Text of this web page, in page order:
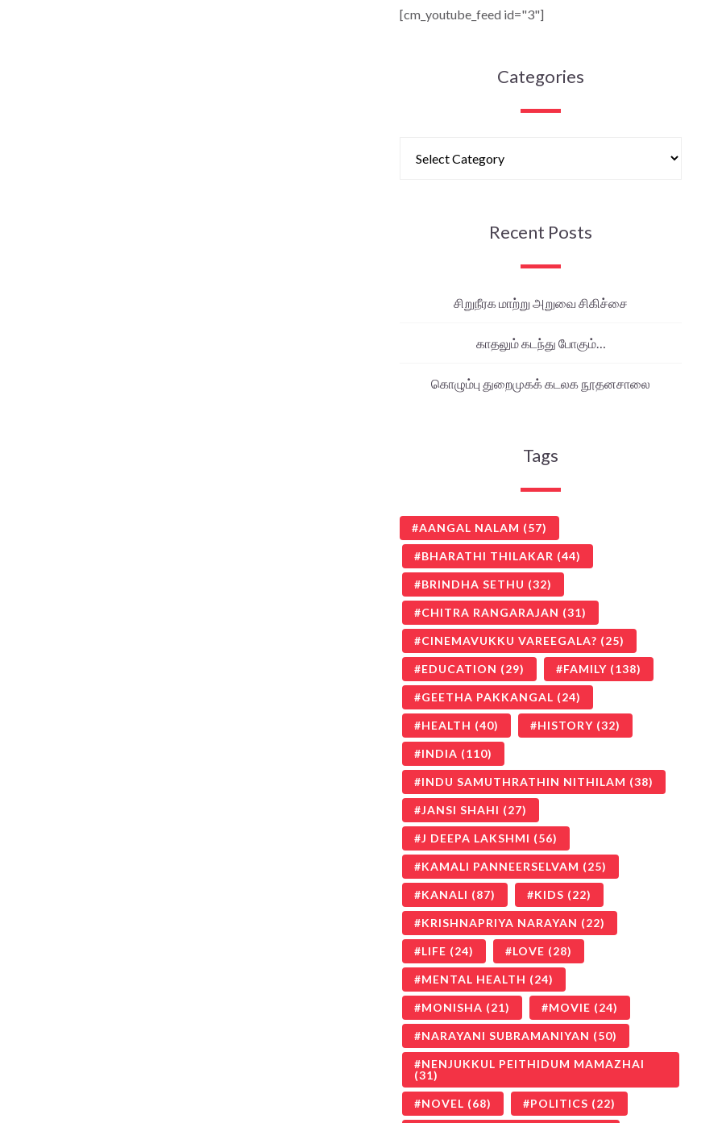
[cm_youtube_feed id="3"]
Categories
Recent Posts
சிறுநீரக மாற்று அறுவை சிகிச்சை
காதலும் கடந்து போகும்…
கொழும்பு துறைமுகக் கடலக நூதனசாலை
Tags
AANGAL NALAM (57)
BHARATHI THILAKAR (44)
BRINDHA SETHU (32)
CHITRA RANGARAJAN (31)
CINEMAVUKKU VAREEGALA? (25)
EDUCATION (29) FAMILY (138)
GEETHA PAKKANGAL (24)
HEALTH (40) HISTORY (32)
INDIA (110)
INDU SAMUTHRATHIN NITHILAM (38)
JANSI SHAHI (27)
J DEEPA LAKSHMI (56)
KAMALI PANNEERSELVAM (25)
KANALI (87) KIDS (22)
KRISHNAPRIYA NARAYAN (22)
LIFE (24) LOVE (28)
MENTAL HEALTH (24)
MONISHA (21) MOVIE (24)
NARAYANI SUBRAMANIYAN (50)
NENJUKKUL PEITHIDUM MAMAZHAI
(31)
NOVEL (68) POLITICS (22)